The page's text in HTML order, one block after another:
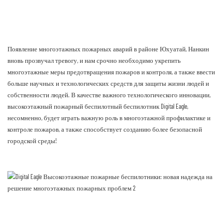
Появление многоэтажных пожарных аварий в районе Юхуатай, Нанкин
вновь прозвучал тревогу, и нам срочно необходимо укрепить
многоэтажные меры предотвращения пожаров и контроля, а также ввести
больше научных и технологических средств для защиты жизни людей и
собственности людей. В качестве важного технологического инновации,
высокоэтажный пожарный беспилотный беспилотник Digital Eagle,
несомненно, будет играть важную роль в многоэтажной профилактике и
контроле пожаров, а также способствует созданию более безопасной
городской среды!